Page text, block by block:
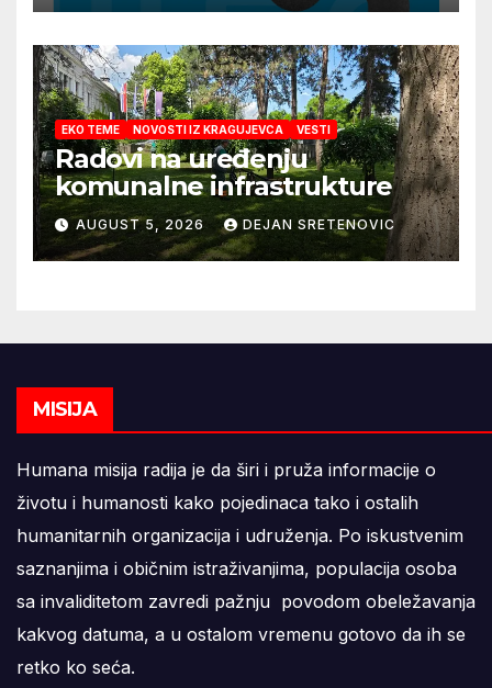
EKO TEME NOVOSTI IZ KRAGUJEVCA VESTI
Radovi na uređenju
komunalne infrastrukture
AUGUST 5, 2026 DEJAN SRETENOVIC
MISIJA
Humana misija radija je da širi i pruža informacije o
životu i humanosti kako pojedinaca tako i ostalih
humanitarnih organizacija i udruženja. Po iskustvenim
saznanjima i običnim istraživanjima, populacija osoba
sa invaliditetom zavredi pažnju povodom obeležavanja
kakvog datuma, a u ostalom vremenu gotovo da ih se
retko ko seća.